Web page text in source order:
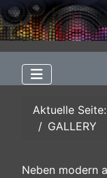
Aktuelle Seite:
GALLERY
Neben modern